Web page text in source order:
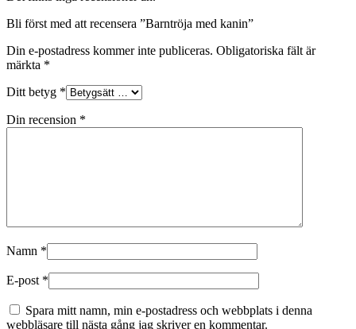
Bli först med att recensera ”Barntröja med kanin”
Din e-postadress kommer inte publiceras. Obligatoriska fält är
märkta *
Ditt betyg *
Din recension *
Namn *
E-post *
Spara mitt namn, min e-postadress och webbplats i denna
webbläsare till nästa gång jag skriver en kommentar.